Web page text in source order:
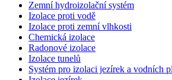
Zemní hydroizolační systém
Izolace proti vodě
Izolace proti zemní vlhkosti
Chemická izolace
Radonové izolace
Izolace tunelů
Systém pro izolaci jezírek a vodních